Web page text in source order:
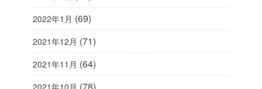
2022年1月 (69)
2021年12月 (71)
2021年11月 (64)
2021年10月